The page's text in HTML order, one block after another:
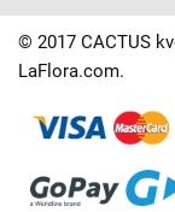
Časy doručenia
Poplatky za
Kam doručujeme
Kontaktujte nás
© 2017 CACTUS
LaFlora.com.